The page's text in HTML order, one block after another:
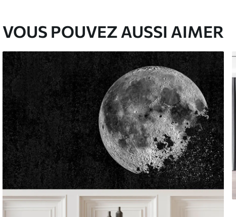
VOUS POUVEZ AUSSI AIMER